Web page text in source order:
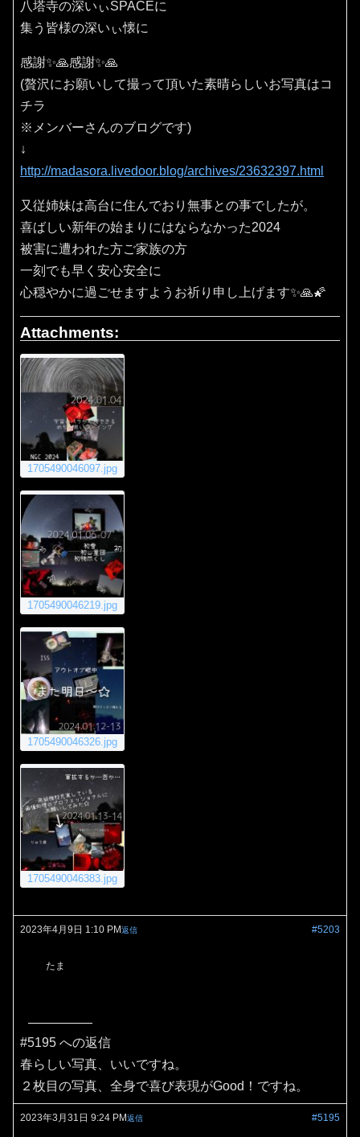
八塔寺の深いぃSPACEに
集う皆様の深いぃ懐に
感謝✨🙏感謝✨🙏
(贅沢にお願いして撮って頂いた素晴らしいお写真はコ
チラ
※メンバーさんのブログです)
↓
http://madasora.livedoor.blog/archives/23632397.html
又従姉妹は高台に住んでおり無事との事でしたが。
喜ばしい新年の始まりにはならなかった2024
被害に遭われた方ご家族の方
一刻でも早く安心安全に
心穏やかに過ごせますようお祈り申し上げます✨🙏🌠
Attachments:
1705490046097.jpg
1705490046219.jpg
1705490046326.jpg
1705490046383.jpg
2023年4月9日 1:10 PM #5203
返信
たま
#5195 への返信
春らしい写真、いいですね。
２枚目の写真、全身で喜び表現がGood！ですね。
2023年3月31日 9:24 PM #5195
返信